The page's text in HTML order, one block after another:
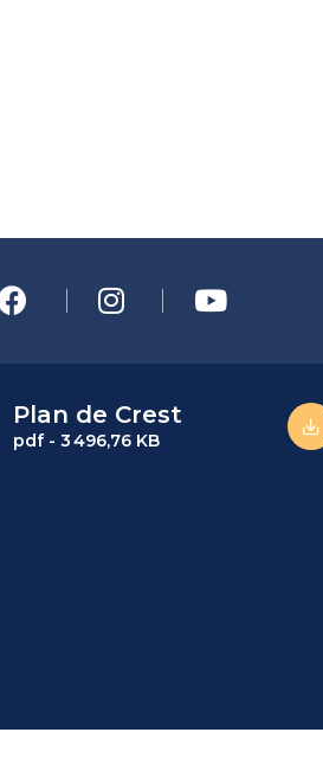
Plan de Crest
pdf - 3 496,76 KB